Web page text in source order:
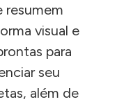
resumem
visual e
para
seu
além de